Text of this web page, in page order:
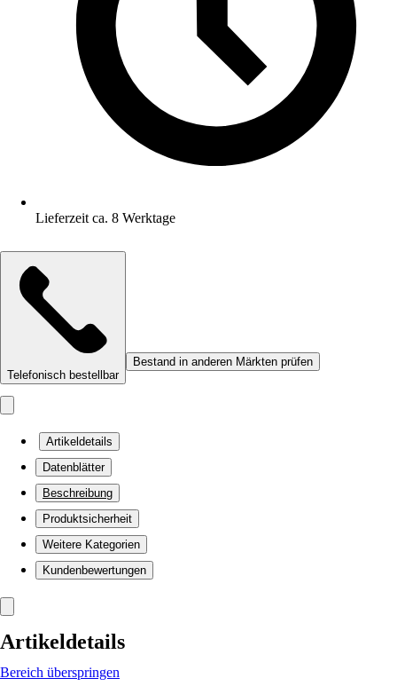
Lieferzeit ca. 8 Werktage
Telefonisch bestellbar
Bestand in anderen Märkten prüfen
Artikeldetails
Datenblätter
Beschreibung
Produktsicherheit
Weitere Kategorien
Kundenbewertungen
Artikeldetails
Bereich überspringen